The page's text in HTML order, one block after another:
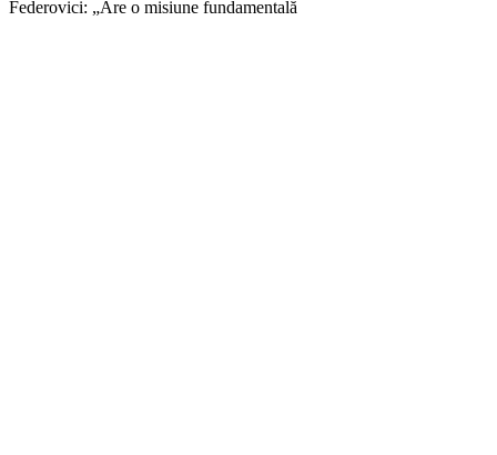
Federovici: „Are o misiune fundamentală